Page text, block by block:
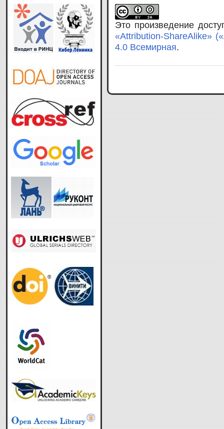
Это произведение
«Attribution-ShareAlike»
4.0 Всемирная.